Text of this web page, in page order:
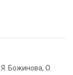
Я. Божинова, О.